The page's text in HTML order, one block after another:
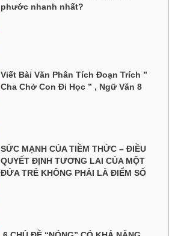
phước nhanh nhất?
Viết Bài Văn Phân Tích Đoạn Trích ”
Cha Chở Con Đi Học ” , Ngữ Văn 8
SỨC MẠNH CỦA TIỀM THỨC – ĐIỀU
QUYẾT ĐỊNH TƯƠNG LAI CỦA MỘT
ĐỨA TRẺ KHÔNG PHẢI LÀ ĐIỂM SỐ